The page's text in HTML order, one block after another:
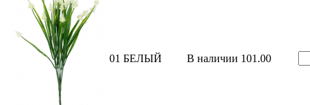
01 БЕЛЫЙ В наличии 101.00